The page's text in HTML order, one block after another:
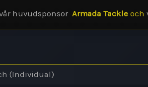
huvudsponsor Armada Tackle och
(Individual)